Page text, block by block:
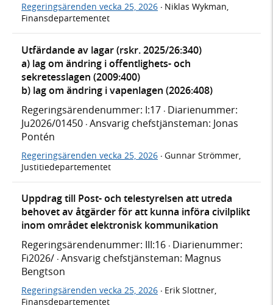
Regeringsärenden vecka 25, 2026 · Niklas Wykman,
Finansdepartementet
Utfärdande av lagar (rskr. 2025/26:340)
a) lag om ändring i offentlighets- och
sekretesslagen (2009:400)
b) lag om ändring i vapenlagen (2026:408)
Regeringsärendenummer: I:17 · Diarienummer:
Ju2026/01450 · Ansvarig chefstjänsteman: Jonas
Pontén
Regeringsärenden vecka 25, 2026 · Gunnar Strömmer,
Justitiedepartementet
Uppdrag till Post- och telestyrelsen att utreda
behovet av åtgärder för att kunna införa civilplikt
inom området elektronisk kommunikation
Regeringsärendenummer: III:16 · Diarienummer:
Fi2026/ · Ansvarig chefstjänsteman: Magnus
Bengtson
Regeringsärenden vecka 25, 2026 · Erik Slottner,
Finansdepartementet